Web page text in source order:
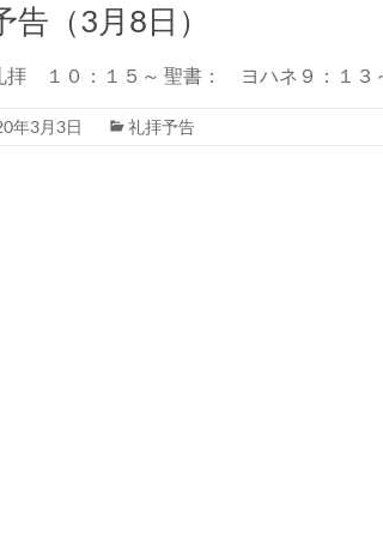
告（3月8日）
拝 １０：１５～ 聖書： ヨハネ９：１３
年3月3日 礼拝予告